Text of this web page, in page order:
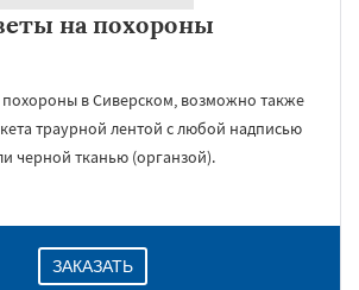
на похороны
похороны в Сиверском, возможно также
траурной лентой с любой надписью
черной тканью (органзой).
ЗАКАЗАТЬ